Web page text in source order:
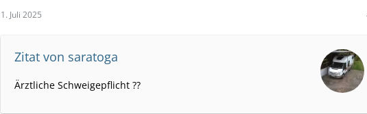
1. Juli 2025
Zitat von saratoga
Ärztliche Schweigepflicht ??